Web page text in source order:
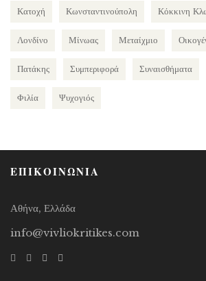
Κατοχή Κωνσταντινούπολη Κόκκινη
Λονδίνο Μίνωας Μεταίχμιο
Πατάκης Συμπεριφορά Συναισθήματα
Φιλία Ψυχογιός
ΕΠΙΚΟΙΝΩΝΙΑ
Αθήνα, Ελλάδα
info@vivliokritikes.com